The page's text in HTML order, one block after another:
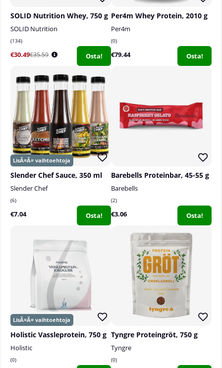
SOLID Nutrition Whey, 750 g
SOLID Nutrition
134
€30.49€35.59 Osta!
Per4m Whey Protein, 2010 g
Per4m
0
€79.44 Osta!
Slender Chef Sauce, 350 ml
Slender Chef
6
€7.04 Osta!
Barebells Proteinbar, 45-55 g
Barebells
2
€3.06 Osta!
Holistic Vassleprotein, 750 g
Holistic
0
Tyngre Proteingröt, 750 g
Tyngre
0